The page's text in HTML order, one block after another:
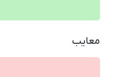
معایب